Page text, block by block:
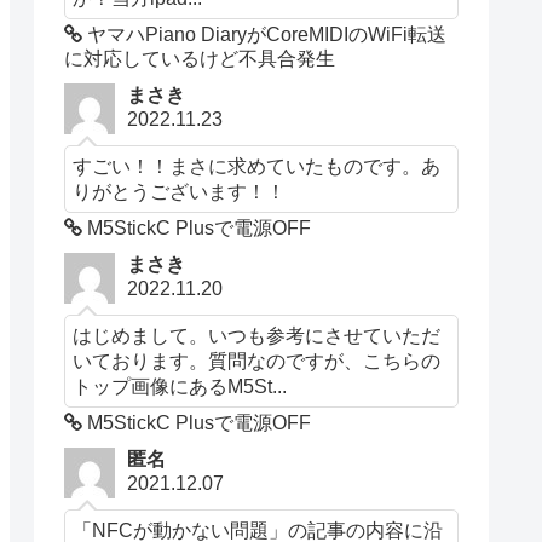
ヤマハPiano DiaryがCoreMIDIのWiFi転送
に対応しているけど不具合発生
まさき
2022.11.23
すごい！！まさに求めていたものです。あ
りがとうございます！！
M5StickC Plusで電源OFF
まさき
2022.11.20
はじめまして。いつも参考にさせていただ
いております。質問なのですが、こちらの
トップ画像にあるM5St...
M5StickC Plusで電源OFF
匿名
2021.12.07
「NFCが動かない問題」の記事の内容に沿